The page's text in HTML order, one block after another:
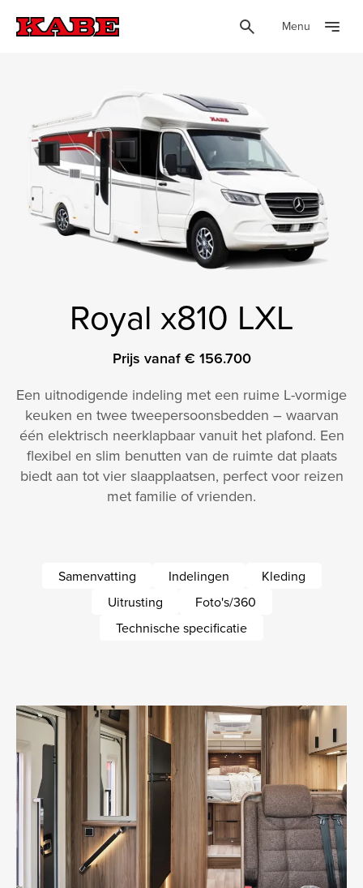
Menu
Royal x810 LXL
Prijs vanaf € 156.700
Een uitnodigende indeling met een ruime L-vormige
keuken en twee tweepersoonsbedden – waarvan
één elektrisch neerklapbaar vanuit het plafond. Een
flexibel en slim benutten van de ruimte dat plaats
biedt aan tot vier slaapplaatsen, perfect voor reizen
met familie of vrienden.
Samenvatting Indelingen
Kleding
Uitrusting
Foto's/360
Technische specificatie